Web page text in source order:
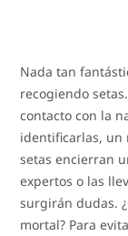
Nada tan
recogiendo
contacto con la
identificarlas, un
setas encierran
expertos o las
surgirán dudas.
mortal? Para